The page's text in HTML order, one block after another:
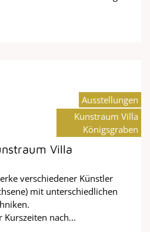
Villa
verschiedener Künstler
mit unterschiedlichen
Kurszeiten nach...
Ausstellungen
Kunstraum Villa
Königsgraben